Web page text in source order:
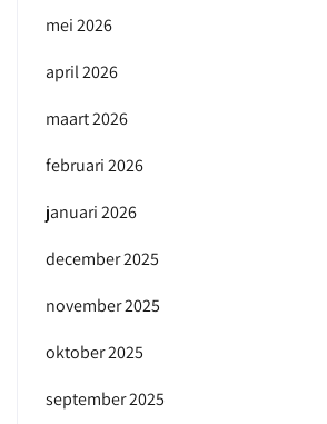
mei 2026
april 2026
maart 2026
februari 2026
januari 2026
december 2025
november 2025
oktober 2025
september 2025